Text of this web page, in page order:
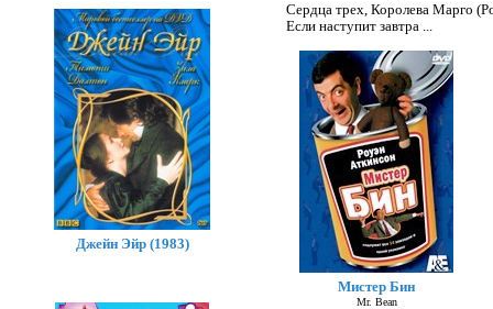
Сердца трех, Королева Марго
Если наступит завтра ...
Мистер Бин
Mr. Bean
Джейн Эйр (1983)